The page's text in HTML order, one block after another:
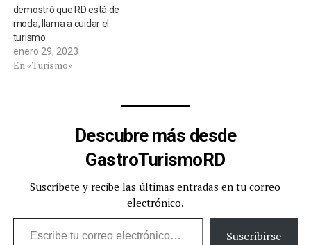
demostró que RD está de
moda; llama a cuidar el
turismo.
enero 29, 2023
En «Turismo»
Descubre más desde
GastroTurismoRD
Suscríbete y recibe las últimas entradas en tu correo
electrónico.
Escribe tu correo electrónico…
Suscribirse